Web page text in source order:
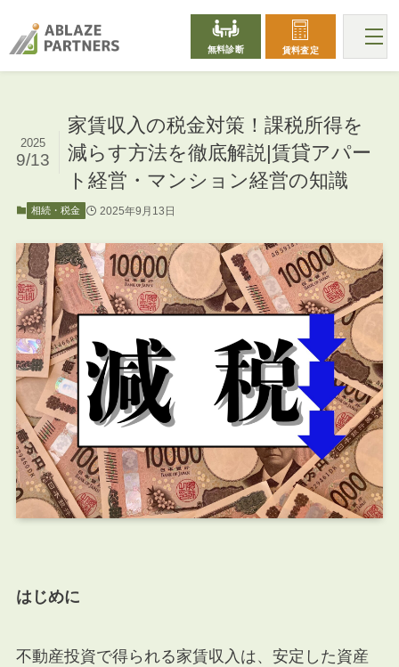
無料診断 賃料査定
家賃収入の税金対策！課税所得を
減らす方法を徹底解説|賃貸アパー
ト経営・マンション経営の知識
2025
9/13
相続・税金 2025年9月13日
はじめに
不動産投資で得られる家賃収入は、安定した資産